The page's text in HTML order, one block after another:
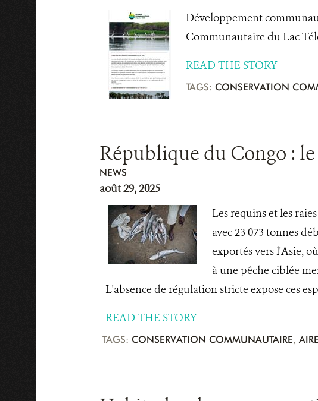
Développement
Communautaire du Lac
READ THE STORY
TAGS: CONSERVATION
République du Congo :
NEWS
août 29, 2025
Les requins et les
avec 23 073 tonnes
exportés vers l'Asie,
à une pêche ciblée
L'absence de régulation stricte expose ces
READ THE STORY
TAGS: CONSERVATION COMMUNAUTAIRE,